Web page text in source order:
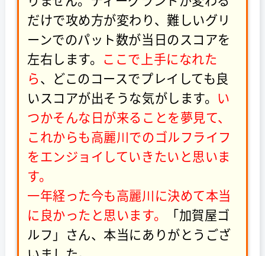
だけで攻め方が変わり、難しいグリ
ーンでのパット数が当日のスコアを
左右します。 ここで上手になれた
ら、どこのコースでプレイしても良
いスコアが出そうな気がします。 い
つかそんな日が来ることを夢見て、
これからも高麗川でのゴルフライフ
をエンジョイしていきたいと思いま
す。
一年経った今も高麗川に決めて本当
に良かったと思います。
「加賀屋ゴ
ルフ」さん、本当にありがとうござ